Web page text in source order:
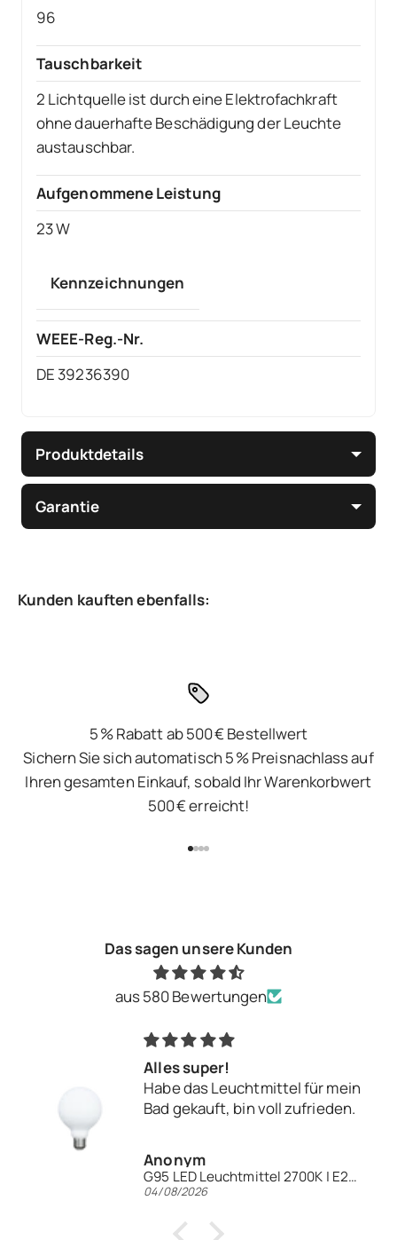
96
Tauschbarkeit
2 Lichtquelle ist durch eine Elektrofachkraft
ohne dauerhafte Beschädigung der Leuchte
austauschbar.
Aufgenommene Leistung
23 W
Kennzeichnungen
WEEE-Reg.-Nr.
DE 39236390
Produktdetails
Garantie
5 % Rabatt ab 500 € Bestellwert
Sichern Sie sich automatisch 5 % Preisnachlass auf
Ihren gesamten Einkauf, sobald Ihr Warenkorbwert
500 € erreicht!
Das sagen unsere Kunden
aus 580 Bewertungen
Alles super!
Habe das Leuchtmittel für mein
Bad gekauft, bin voll zufrieden.
Anonym
G95 LED Leuchtmittel 2700K | E27 | Keramik opal
04/08/2026